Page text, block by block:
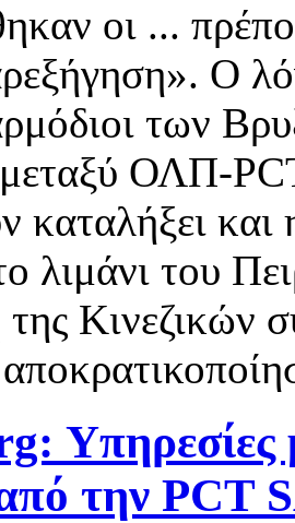
οι ...
Ο
των
ΟΛΠ-
καταλήξει
λιμάνι του
Κινεζικών
Υπηρεσίες
την PCT